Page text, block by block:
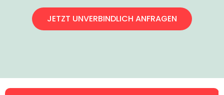
JETZT UNVERBINDLICH ANFRAGEN